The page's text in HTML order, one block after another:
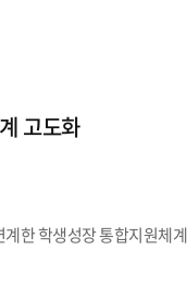
고도화
계한 학생성장 통합지원체계